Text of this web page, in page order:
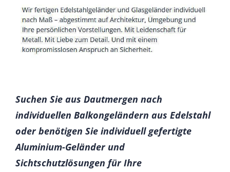
Suchen Sie aus Dautmergen nach
individuellen Balkongeländern aus Edelstahl
oder benötigen Sie individuell gefertigte
Aluminium-Geländer und
Sichtschutzlösungen für Ihre